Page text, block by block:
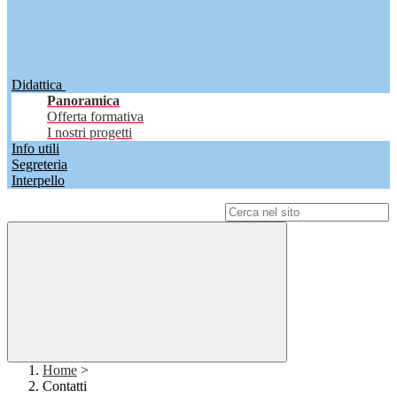
Didattica
Panoramica
Offerta formativa
I nostri progetti
Info utili
Segreteria
Interpello
Home >
Contatti